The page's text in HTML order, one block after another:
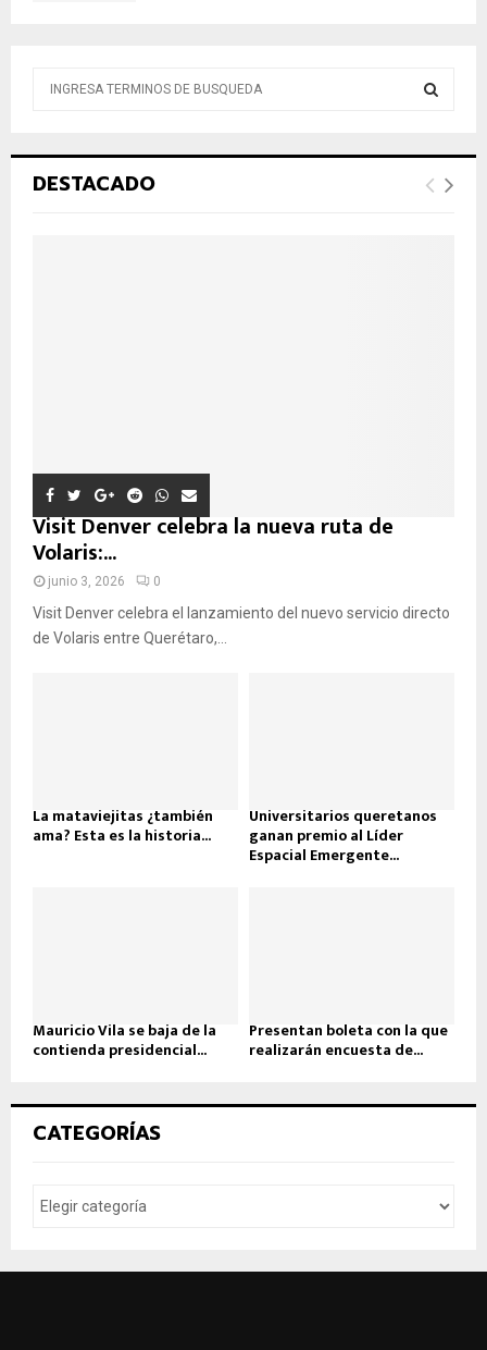
e
Ú
DESTACADO
Visit Denver celebra la nueva ruta de
Volaris:...
junio 3, 2026 0
Visit Denver celebra el lanzamiento del nuevo servicio directo
de Volaris entre Querétaro,...
La mataviejitas ¿también
ama? Esta es la historia...
Universitarios queretanos
ganan premio al Líder
Espacial Emergente...
Mauricio Vila se baja de la
contienda presidencial...
Presentan boleta con la que
realizarán encuesta de...
CATEGORÍAS